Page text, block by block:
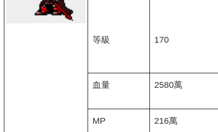
等級 170
血量 2580萬
MP 216萬